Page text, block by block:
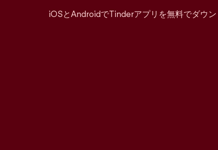
iOSとAndroidでTinderアプリを無料でダウ